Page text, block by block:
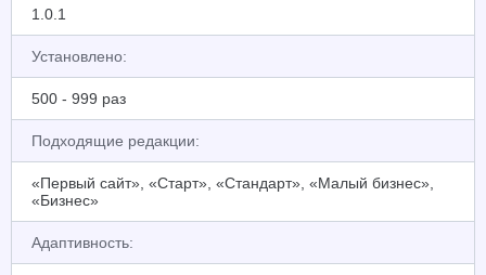
1.0.1
Установлено:
500 - 999 раз
Подходящие редакции:
«Первый сайт», «Старт», «Стандарт», «Малый бизнес»,
«Бизнес»
Адаптивность: